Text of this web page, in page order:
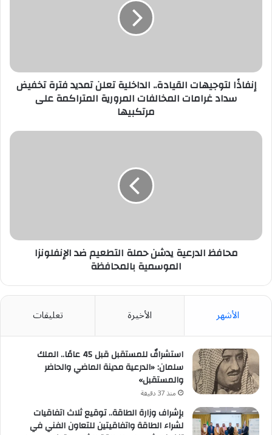
سداد
غرامات
المخالفات
على
إنفاذًا لتوجيهات القيادة.. الداخلية تعلن تمديد فترة تخفيض
سداد غرامات المخالفات المرورية المتراكمة على
مرتكبيها
محافظ
بالمحافظة
محافظ الدرعية يدشن حملة التطعيم ضد الإنفلونزا
الموسمية بالمحافظة
الأشهر الأخيرة تعليقات
استشرافٌ للمستقبل قبل 45 عامًا.. الملك
سلمان: «الدرعية مدينة الماضي والحاضر
والمستقبل»
منذ 37 دقيقة
بإشراف وزارة الطاقة.. توقيع ثلاث اتفاقيات
لشراء الطاقة واتفاقيتين للتعاون الفني في